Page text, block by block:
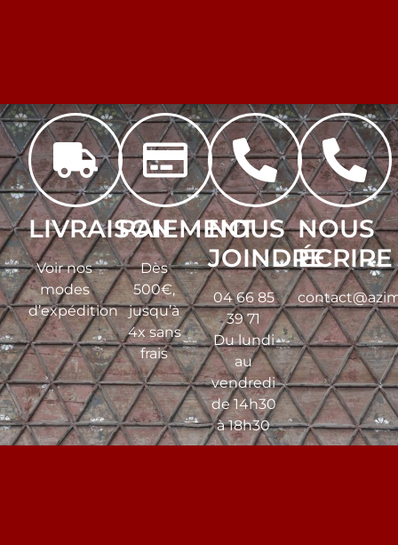
LIVRAISON
Voir nos
modes
d’expédition
PAIEMENT
Dès
500€,
jusqu’à
4x sans
frais
NOUS
JOINDRE
04 66 85
39 71
Du lundi
au
vendredi
de 14h30
à 18h30
NOUS
ÉCRIRE